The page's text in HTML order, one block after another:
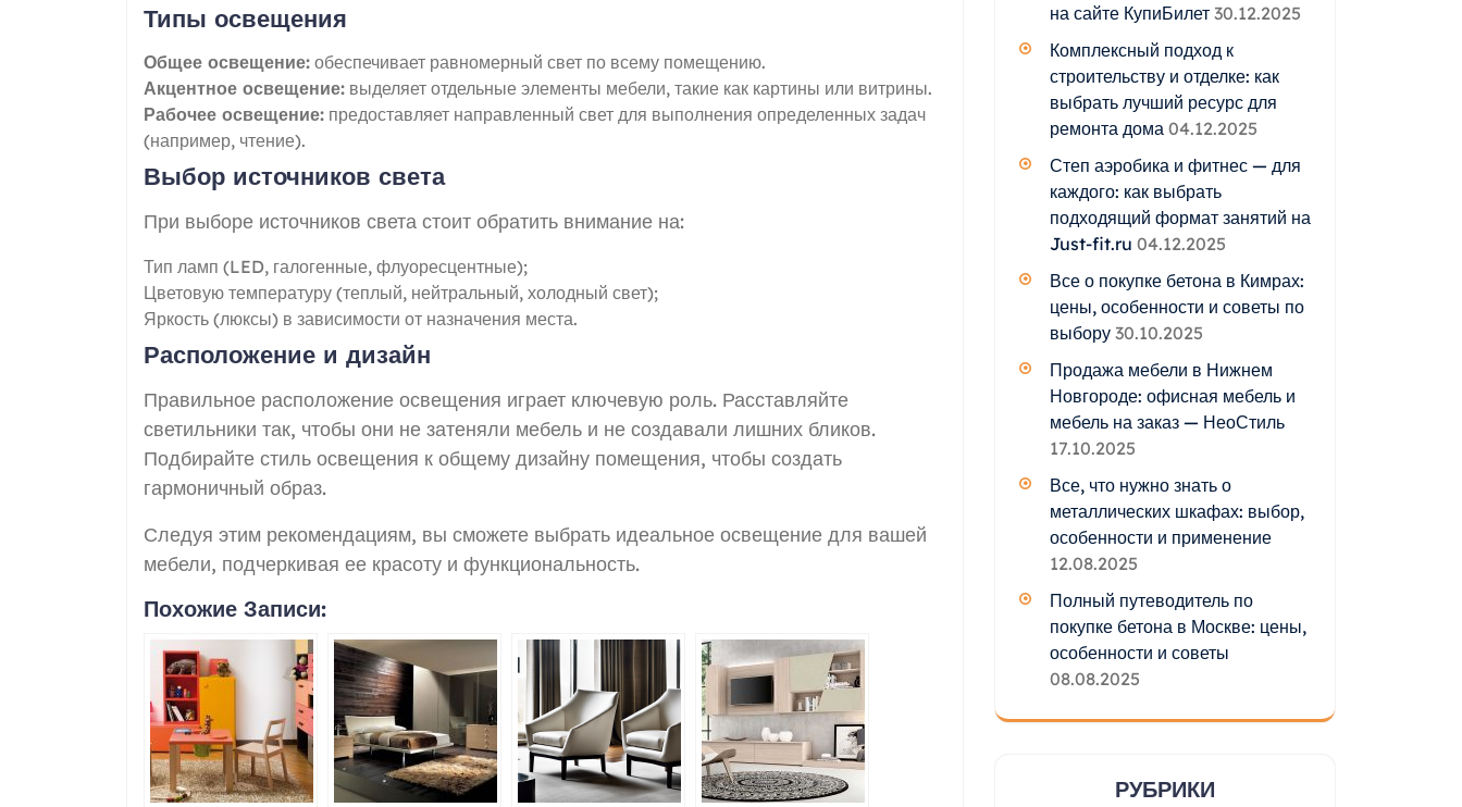
Типы освещения
Общее освещение: обеспечивает равномерный свет по всему помещению.
Акцентное освещение: выделяет отдельные элементы мебели, такие как картины или витрины.
Рабочее освещение: предоставляет направленный свет для выполнения определенных задач
(например, чтение).
Выбор источников света
При выборе источников света стоит обратить внимание на:
Тип ламп (LED, галогенные, флуоресцентные);
Цветовую температуру (теплый, нейтральный, холодный свет);
Яркость (люксы) в зависимости от назначения места.
Расположение и дизайн
Правильное расположение освещения играет ключевую роль. Расставляйте
светильники так, чтобы они не затеняли мебель и не создавали лишних бликов.
Подбирайте стиль освещения к общему дизайну помещения, чтобы создать
гармоничный образ.
Следуя этим рекомендациям, вы сможете выбрать идеальное освещение для вашей
мебели, подчеркивая ее красоту и функциональность.
Похожие Записи:
на сайте КупиБилет 30.12.2025
Комплексный подход к
строительству и отделке: как
выбрать лучший ресурс для
ремонта дома 04.12.2025
Степ аэробика и фитнес — для
каждого: как выбрать
подходящий формат занятий на
Just-fit.ru 04.12.2025
Все о покупке бетона в Кимрах:
цены, особенности и советы по
выбору 30.10.2025
Продажа мебели в Нижнем
Новгороде: офисная мебель и
мебель на заказ — НеоСтиль
17.10.2025
Все, что нужно знать о
металлических шкафах: выбор,
особенности и применение
12.08.2025
Полный путеводитель по
покупке бетона в Москве: цены,
особенности и советы
08.08.2025
РУБРИКИ